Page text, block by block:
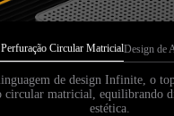
Circular MatricialDesign de
de design Infinite, o
circular matricial, equilibrando
estética.